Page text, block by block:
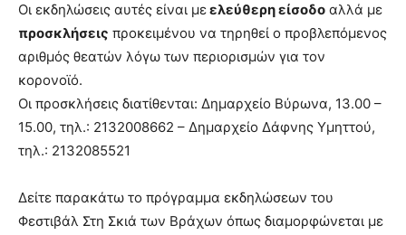
Οι εκδηλώσεις αυτές είναι μεελεύθερη είσοδο αλλά με
προσκλήσεις προκειμένου να τηρηθεί ο προβλεπόμενος
αριθμός θεατών λόγω των περιορισμών για τον
κορονοϊό.
Οι προσκλήσεις διατίθενται: Δημαρχείο Βύρωνα, 13.00 –
15.00, τηλ.: 2132008662 – Δημαρχείο Δάφνης Υμηττού,
τηλ.: 2132085521
Δείτε παρακάτω το πρόγραμμα εκδηλώσεων του
Φεστιβάλ Στη Σκιά των Βράχων όπως διαμορφώνεται με